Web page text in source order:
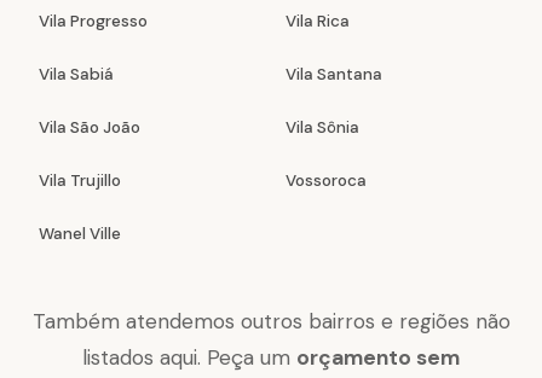
Vila Progresso Vila Rica
Vila Sabiá Vila Santana
Vila São João Vila Sônia
Vila Trujillo Vossoroca
Wanel Ville
Também atendemos outros bairros e regiões não
listados aqui. Peça um orçamento sem